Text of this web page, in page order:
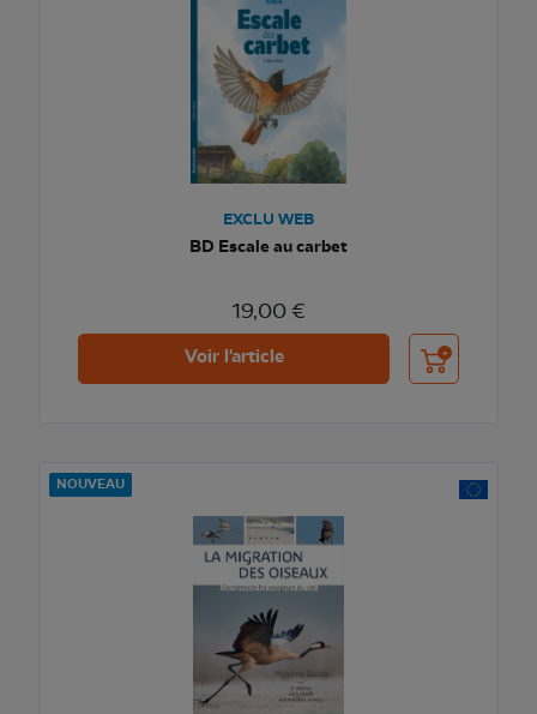
EXCLU WEB
BD Escale au carbet
19,00 €
Voir l'article Ajouter au
NOUVEAU